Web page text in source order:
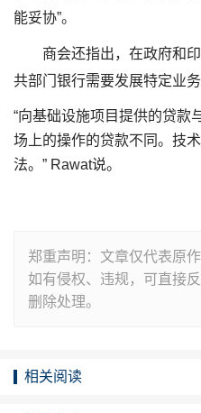
能妥协”。
商会还指出，在政府和
共部门银行需要发展特定业
“向基础设施项目提供的贷款
场上的操作的贷款不同。技
法。” Rawat说。
郑重声明：文章仅代表原
如有侵权、违规，可直接
删除处理。
相关阅读